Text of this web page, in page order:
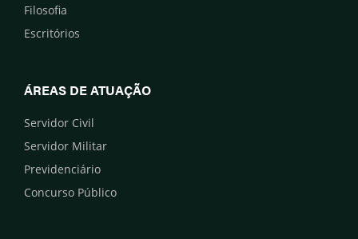
Filosofia
Escritórios
ÁREAS DE ATUAÇÃO
Servidor Civil
Servidor Militar
Previdenciário
Concurso Público